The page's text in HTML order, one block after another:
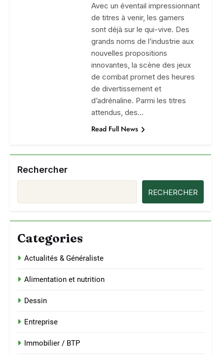
Avec un éventail impressionnant
de titres à venir, les gamers
sont déjà sur le qui-vive. Des
grands noms de l’industrie aux
nouvelles propositions
innovantes, la scène des jeux
de combat promet des heures
de divertissement et
d’adrénaline. Parmi les titres
attendus, des…
Read Full News
Rechercher
RECHERCHER
Categories
Actualités & Généraliste
Alimentation et nutrition
Dessin
Entreprise
Immobilier / BTP